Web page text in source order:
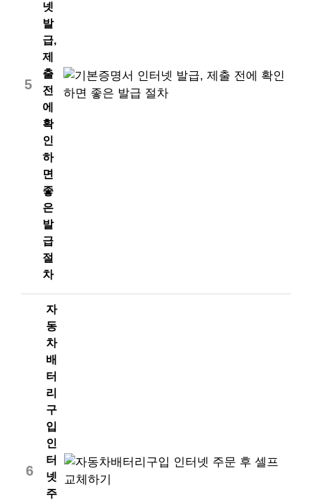
5
넷
발
급,
제
출
전
에
확
인
하
면
좋
은
발
급
절
차
6
자
동
차
배
터
리
구
입
인
터
넷
주